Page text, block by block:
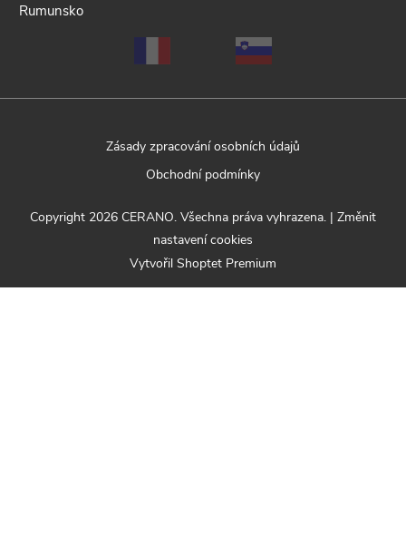
Rumunsko
Zásady zpracování osobních údajů
Obchodní podmínky
Vytvořil Shoptet Premium
Copyright 2026 CERANO. Všechna práva vyhrazena. | Změnit
nastavení cookies